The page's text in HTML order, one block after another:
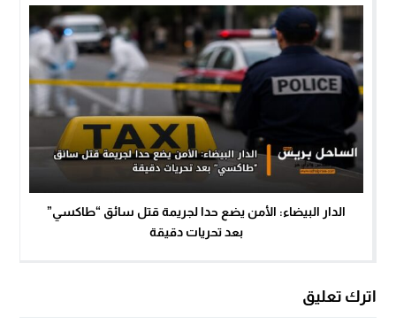
الدار البيضاء: الأمن يضع حدا لجريمة قتل سائق “طاكسي”
بعد تحريات دقيقة
اترك تعليق